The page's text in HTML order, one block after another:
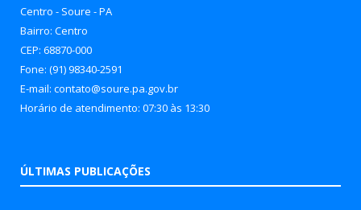
Centro - Soure - PA
Bairro: Centro
CEP: 68870-000
Fone: (91) 98340-2591
E-mail: contato@soure.pa.gov.br
Horário de atendimento: 07:30 às 13:30
ÚLTIMAS PUBLICAÇÕES